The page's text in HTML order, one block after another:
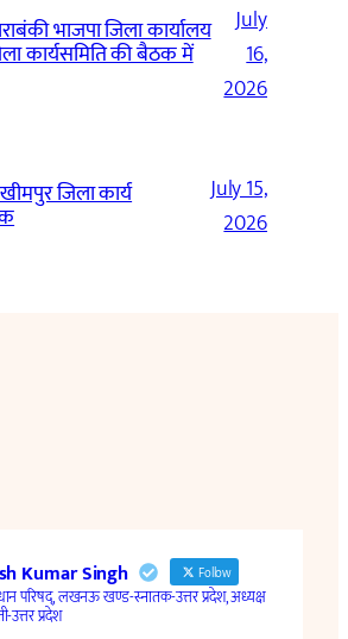
भाजपा जिला कार्यालय
कार्यसमिति की बैठक में
July
16,
2026
जिला कार्य
July 15,
2026